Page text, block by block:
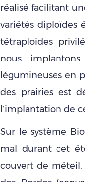
réalisé facilitant
variétés diploïdes
tétraploïdes
nous
légumineuses en
des prairies est
l’implantation de
Sur le système
mal durant cet
couvert de méteil.